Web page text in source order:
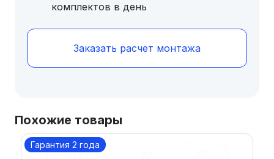
комплектов в день
Заказать расчет монтажа
Похожие товары
Гарантия 2 года